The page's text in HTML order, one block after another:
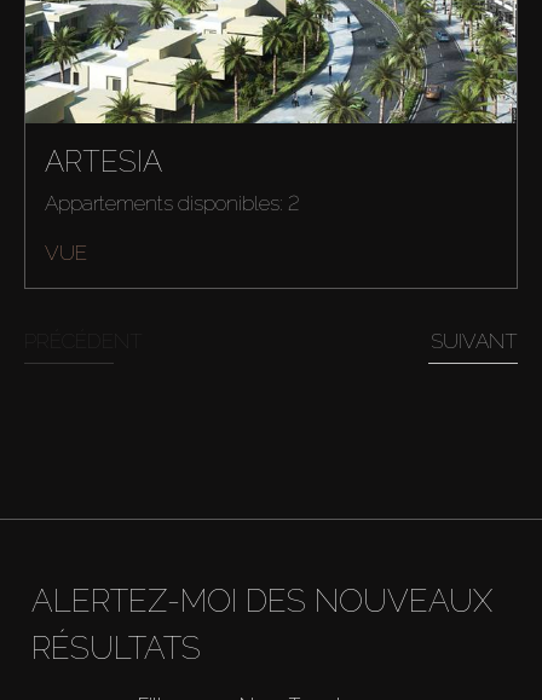
ARTESIA
Appartements disponibles: 2
VUE
SUIVANT
ALERTEZ-MOI DES NOUVEAUX
RÉSULTATS